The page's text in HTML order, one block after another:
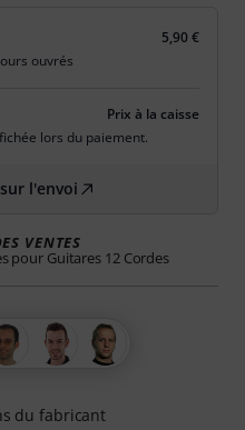
5,90 €
ouvrés
Prix à la caisse
lors du paiement.
l'envoi
VENTES
pour Guitares 12 Cordes
du fabricant